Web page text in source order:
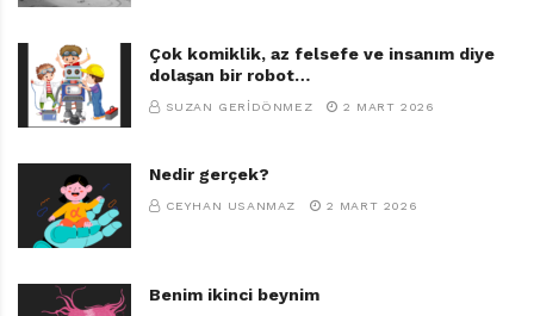
Çok komiklik, az felsefe ve insanım diye
dolaşan bir robot…
SUZAN GERIDÖNMEZ 2 MART 2026
Nedir gerçek?
CEYHAN USANMAZ 2 MART 2026
Benim ikinci beynim